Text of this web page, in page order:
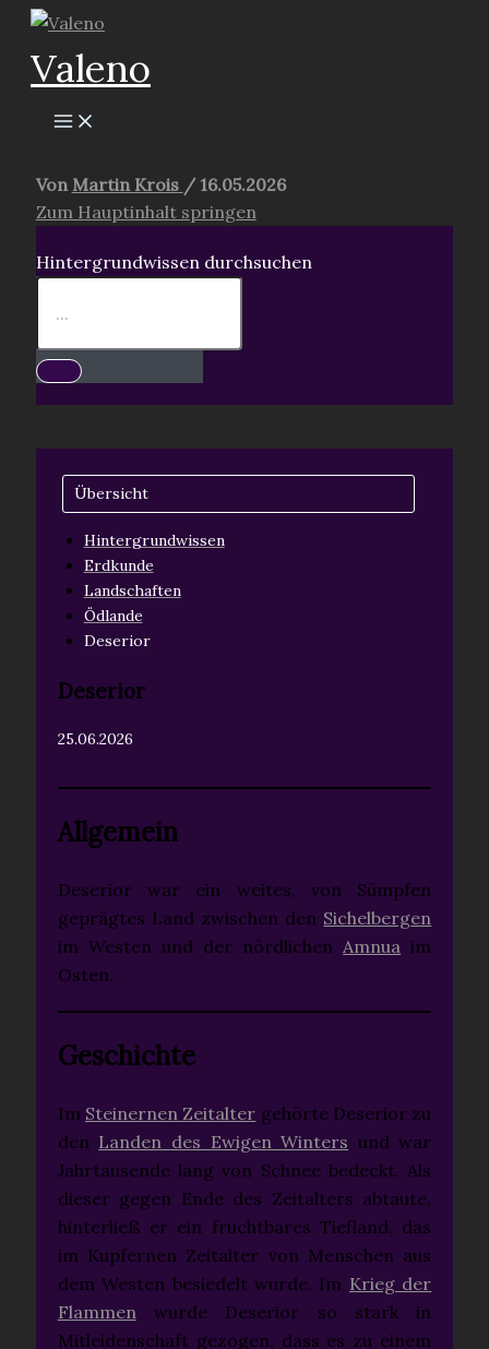
Zum
Inhalt
springen
Valeno
Von Martin Krois / 16.05.2026
Zum Hauptinhalt springen
Hintergrundwissen durchsuchen
Übersicht
Hintergrundwissen
Erdkunde
Landschaften
Ödlande
Deserior
Deserior
25.06.2026
Allgemein
Deserior war ein weites, von Sümpfen
geprägtes Land zwischen den Sichelbergen
im Westen und der nördlichenAmnua im
Osten.
Geschichte
Im Steinernen Zeitalter gehörte Deserior zu
den Landen des Ewigen Winters und war
Jahrtausende lang von Schnee bedeckt. Als
dieser gegen Ende des Zeitalters abtaute,
hinterließ er ein fruchtbares Tiefland, das
im Kupfernen Zeitalter von Menschen aus
dem Westen besiedelt wurde. Im Krieg der
Flammenwurde Deserior so stark in
Mitleidenschaft gezogen, dass es zu einem